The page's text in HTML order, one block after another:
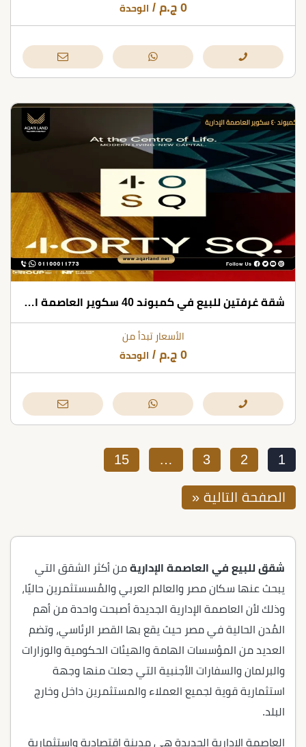
0 ج.م / الوحدة
شقة غرفتين للبيع في كمبوند 40 سكوير العاصمة الإدارية بمساحات تبدأ من 120 متر مربع
الأسعار تبدأ من
0 ج.م / الوحدة
1
2
3
…
15
الصفحة التالية «
شقق للبيع في العاصمة الإدارية من أكثر الشقق التي
يبحث عنها سكان مصر والعالم العربي والمُسستثمرين حاليًا،
وذلك لأن العاصمة الإدارية الجديدة أصبحت واحدة من أهم
المُدن الحالية في مصر حيث يقع بها القصر الرئاسي، وتضم
العديد من المؤسسات الهامة والهيئات الحكومية والوزارات
والبرلمان والسفارات الأجنبية التي جعلت منها وجهة
استثمارية قوية لجميع العملاء والمستثمرين داخل وخارج
البلد.
العاصمة الإدارية الجديدة هي مدينة اقتصادية واستثمارية